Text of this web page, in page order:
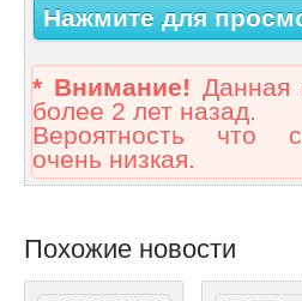
Нажмите для
* Внимание! Данная
более 2 лет назад.
Вероятность что
очень низкая.
Похожие новости